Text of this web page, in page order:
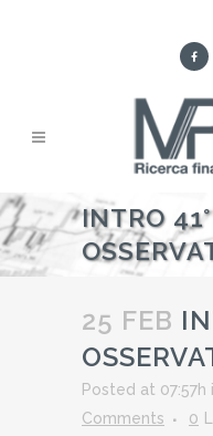
INTRO 41°
25 FEB
Posted at 07:57h
Comments
0